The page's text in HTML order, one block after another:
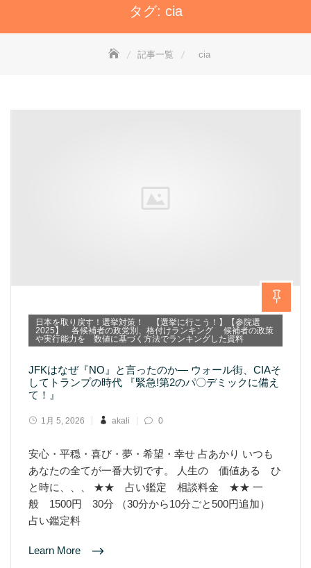
タグ: cia
記事一覧 cia
日本を取り戻す！選挙対策！ 【選挙に行こう！】【参院選
2025】 各候補者の政党別、格付けランキング 候補者の政策
や実行能力を 数値に基づく方法でランキングした資料
JFKはなぜ『NO』と言ったのか― ウォール街、CIAそ
してトランプの時代 『緊急!第2のパ〇デミックに備え
て！』
1月 5, 2026 akali 0
安心・平穏・喜び・夢・希望・幸せ 占あかり いつも
あなたの全てが一番大切です。 人生の 価値ある ひ
と時に、、、 ★★ 占い鑑定 相談料金 ★★ 一
般 1500円 30分 （30分から10分ごと500円追加）
占い鑑定料
Learn More